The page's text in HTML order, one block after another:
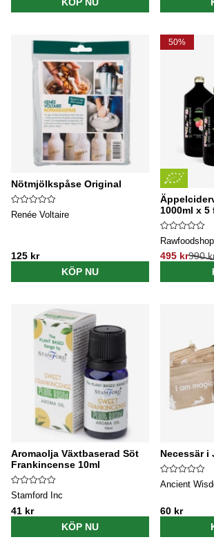
Nötmjölkspåse Original
Renée Voltaire
125 kr
KÖP NU
50%
1000ml x 5
Rawfoodshop
495 kr
Ordinarie
990
Aromaolja Växtbaserad Söt
Frankincense 10ml
Stamford Inc
41 kr
KÖP NU
Necessär i
Ancient
60 kr